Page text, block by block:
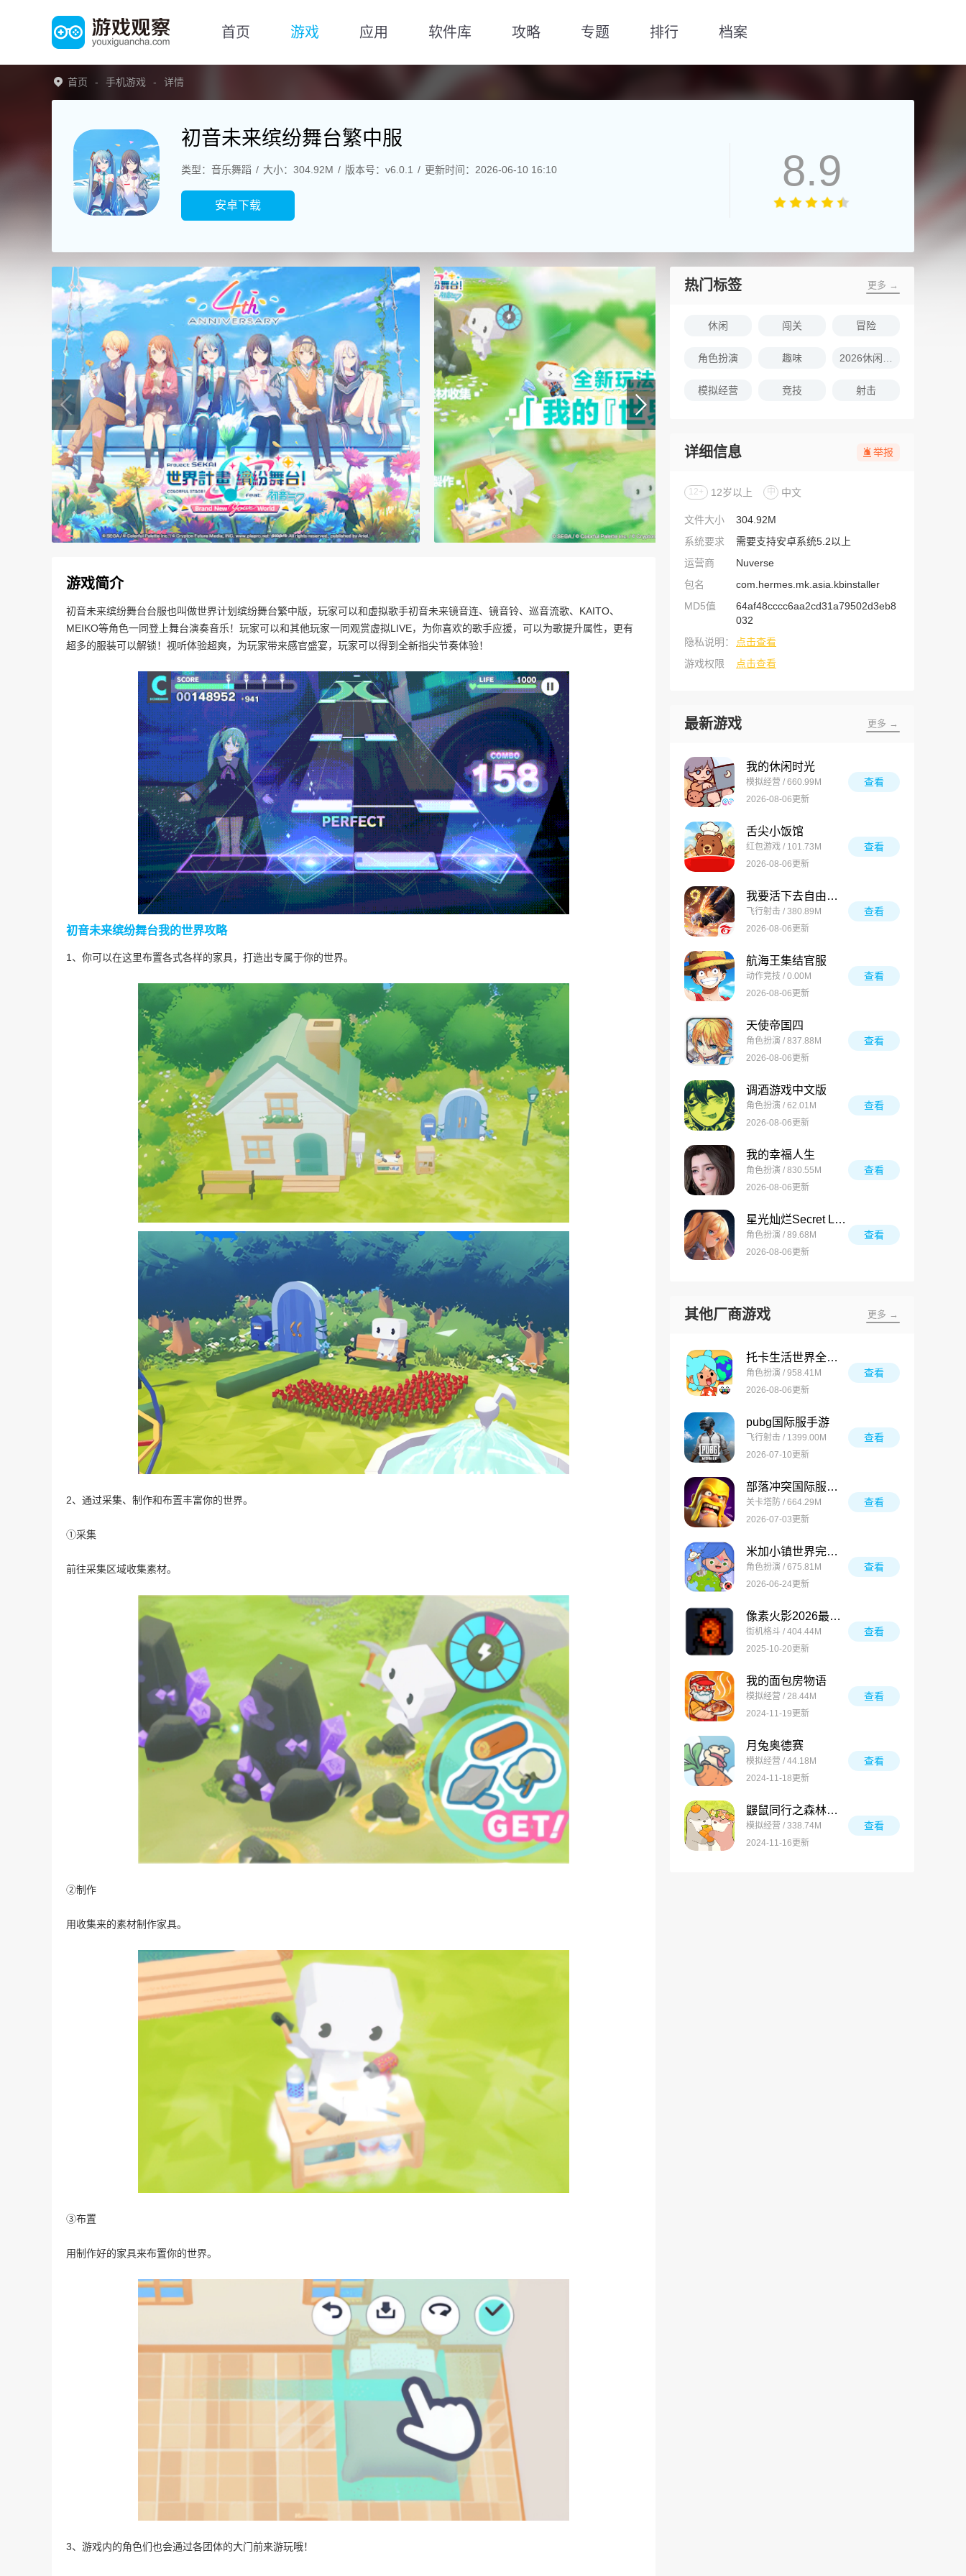
首页 游戏 应用 软件库 攻略 专题 排行 档案
首页 手机游戏 详情
初音未来缤纷舞台繁中服
类型：音乐舞蹈 大小：304.92M 版本号：v6.0.1 更新时间：2026-06-10 16:10
安卓下载
8.9
游戏简介
初音未来缤纷舞台台服也叫做世界计划缤纷舞台繁中版，玩家可以和虚拟歌手初音未来镜音连、镜音铃、巡音流歌、KAITO、
MEIKO等角色一同登上舞台演奏音乐！玩家可以和其他玩家一同观赏虚拟LIVE，为你喜欢的歌手应援，可以为歌提升属性，更有
超多的服装可以解锁！视听体验超爽，为玩家带来感官盛宴，玩家可以得到全新指尖节奏体验！
初音未来缤纷舞台我的世界攻略
1、你可以在这里布置各式各样的家具，打造出专属于你的世界。
2、通过采集、制作和布置丰富你的世界。
①采集
前往采集区域收集素材。
②制作
用收集来的素材制作家具。
③布置
用制作好的家具来布置你的世界。
3、游戏内的角色们也会通过各团体的大门前来游玩哦！
热门标签 更多 →
休闲 闯关 冒险
角色扮演 趣味
模拟经营 竞技 射击
详细信息 举报
12+ 12岁以上 中 中文
文件大小
304.92M
系统要求
需要支持安卓系统5.2以上
运营商
Nuverse
包名
com.hermes.mk.asia.kbinstaller
MD5值
64af48cccc6aa2cd31a79502d3eb8
032
隐私说明：
点击查看
游戏权限
点击查看
最新游戏 更多 →
我的休闲时光
模拟经营 / 660.99M
2026-08-06更新
查看
舌尖小饭馆
红包游戏 / 101.73M
2026-08-06更新
查看
我要活下去自由之火
飞行射击 / 380.89M
2026-08-06更新
查看
航海王集结官服
动作竞技 / 0.00M
2026-08-06更新
查看
天使帝国四
角色扮演 / 837.88M
2026-08-06更新
查看
调酒游戏中文版
角色扮演 / 62.01M
2026-08-06更新
查看
我的幸福人生
角色扮演 / 830.55M
2026-08-06更新
查看
星光灿烂Secret Love
角色扮演 / 89.68M
2026-08-06更新
查看
其他厂商游戏 更多 →
托卡生活世界全解锁版
角色扮演 / 958.41M
2026-08-06更新
查看
pubg国际服手游
飞行射击 / 1399.00M
2026-07-10更新
查看
部落冲突国际服最新版
关卡塔防 / 664.29M
2026-07-03更新
查看
米加小镇世界完整版
角色扮演 / 675.81M
2026-06-24更新
查看
像素火影2026最新版
街机格斗 / 404.44M
2025-10-20更新
查看
我的面包房物语
模拟经营 / 28.44M
2024-11-19更新
查看
月兔奥德赛
模拟经营 / 44.18M
2024-11-18更新
查看
鼹鼠同行之森林之家万圣节版
模拟经营 / 338.74M
2024-11-16更新
查看